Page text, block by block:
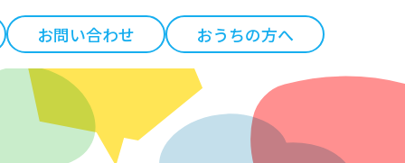
お問い合わせ おうちの方へ